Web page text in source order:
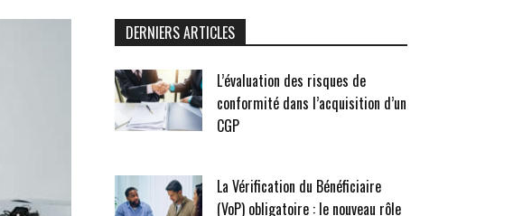
DERNIERS ARTICLES
L’évaluation des risques de
conformité dans l’acquisition d’un
CGP
La Vérification du Bénéficiaire
(VoP) obligatoire : le nouveau rôle